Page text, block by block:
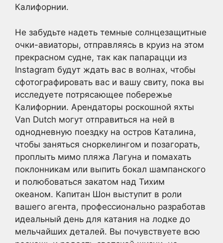
Калифорнии.
Не забудьте надеть темные солнцезащитные
очки-авиаторы, отправляясь в круиз на этом
прекрасном судне, так как папарацци из
Instagram будут ждать вас в волнах, чтобы
сфотографировать вас и вашу свиту, пока вы
исследуете потрясающее побережье
Калифорнии. Арендаторы роскошной яхты
Van Dutch могут отправиться на ней в
однодневную поездку на остров Каталина,
чтобы заняться сноркелингом и позагорать,
проплыть мимо пляжа Лагуна и помахать
поклонникам или выпить бокал шампанского
и полюбоваться закатом над Тихим
океаном. Капитан Шон выступит в роли
вашего агента, профессионально разработав
идеальный день для катания на лодке до
мельчайших деталей. Вы почувствуете всю